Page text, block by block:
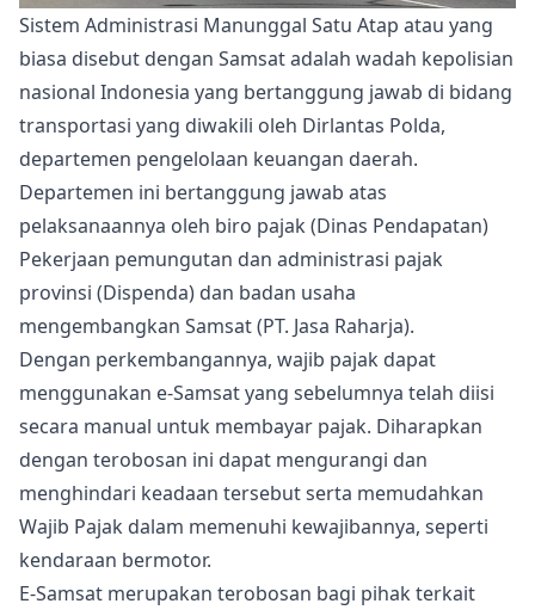
Sistem Administrasi Manunggal Satu Atap atau yang
biasa disebut dengan Samsat adalah wadah kepolisian
nasional Indonesia yang bertanggung jawab di bidang
transportasi yang diwakili oleh Dirlantas Polda,
departemen pengelolaan keuangan daerah.
Departemen ini bertanggung jawab atas
pelaksanaannya oleh biro pajak (Dinas Pendapatan)
Pekerjaan pemungutan dan administrasi pajak
provinsi (Dispenda) dan badan usaha
mengembangkan Samsat (PT. Jasa Raharja).
Dengan perkembangannya, wajib pajak dapat
menggunakan e-Samsat yang sebelumnya telah diisi
secara manual untuk membayar pajak. Diharapkan
dengan terobosan ini dapat mengurangi dan
menghindari keadaan tersebut serta memudahkan
Wajib Pajak dalam memenuhi kewajibannya, seperti
kendaraan bermotor.
E-Samsat merupakan terobosan bagi pihak terkait